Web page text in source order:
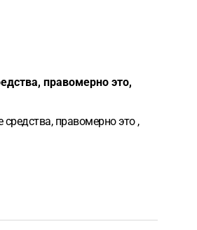
правомерно это,
правомерно это ,